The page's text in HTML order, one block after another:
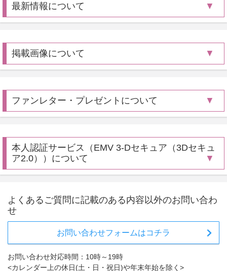
最新情報について
掲載画像について
ファンレター・プレゼントについて
本人認証サービス（EMV 3-Dセキュア（3Dセキュ
ア2.0））について
よくあるご質問に記載のある内容以外のお問い合わ
せ
お問い合わせフォームはコチラ
お問い合わせ対応時間：10時～19時
<カレンダー上の休日(土・日・祝日)や年末年始を除く>